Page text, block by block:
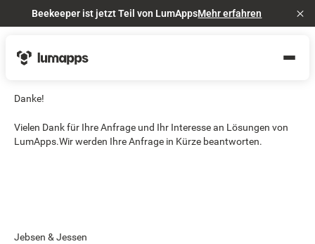
Beekeeper ist jetzt Teil von LumAppsMehr erfahren
Danke!
Vielen Dank für Ihre Anfrage und Ihr Interesse an Lösungen von
LumApps.Wir werden Ihre Anfrage in Kürze beantworten.
Jebsen & Jessen